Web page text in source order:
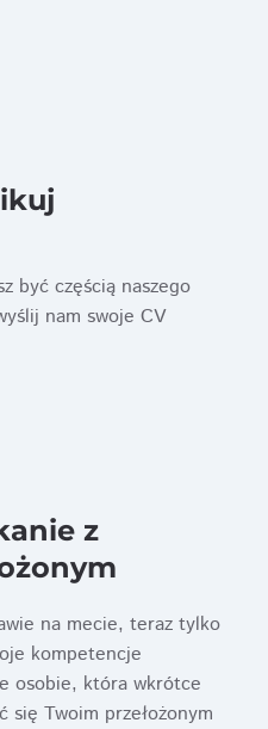
być częścią naszego
nam swoje CV
z
na mecie, teraz tylko
kompetencje
osobie, która wkrótce
się Twoim przełożonym